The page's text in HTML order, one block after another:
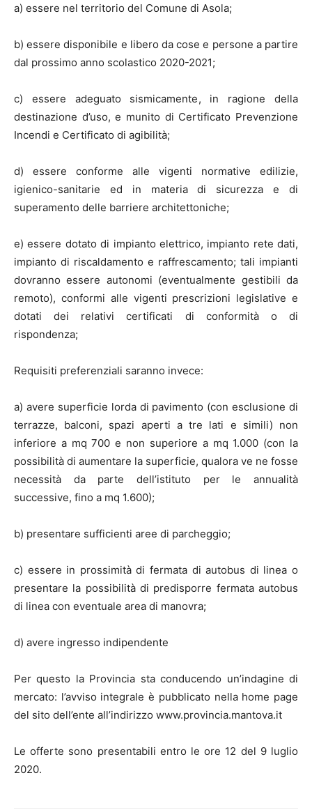
a) essere nel territorio del Comune di Asola;
b) essere disponibile e libero da cose e persone a partire
dal prossimo anno scolastico 2020-2021;
c) essere adeguato sismicamente, in ragione della
destinazione d’uso, e munito di Certificato Prevenzione
Incendi e Certificato di agibilità;
d) essere conforme alle vigenti normative edilizie,
igienico-sanitarie ed in materia di sicurezza e di
superamento delle barriere architettoniche;
e) essere dotato di impianto elettrico, impianto rete dati,
impianto di riscaldamento e raffrescamento; tali impianti
dovranno essere autonomi (eventualmente gestibili da
remoto), conformi alle vigenti prescrizioni legislative e
dotati dei relativi certificati di conformità o di
rispondenza;
Requisiti preferenziali saranno invece:
a) avere superficie lorda di pavimento (con esclusione di
terrazze, balconi, spazi aperti a tre lati e simili) non
inferiore a mq 700 e non superiore a mq 1.000 (con la
possibilità di aumentare la superficie, qualora ve ne fosse
necessità da parte dell’istituto per le annualità
successive, fino a mq 1.600);
b) presentare sufficienti aree di parcheggio;
c) essere in prossimità di fermata di autobus di linea o
presentare la possibilità di predisporre fermata autobus
di linea con eventuale area di manovra;
d) avere ingresso indipendente
Per questo la Provincia sta conducendo un’indagine di
mercato: l’avviso integrale è pubblicato nella home page
del sito dell’ente all’indirizzo www.provincia.mantova.it
Le offerte sono presentabili entro le ore 12 del 9 luglio
2020.